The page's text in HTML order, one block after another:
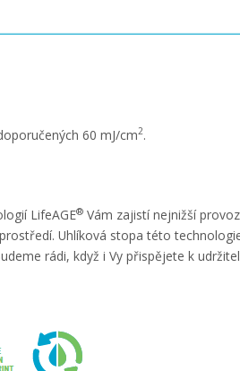
60 mJ/cm2.
LifeAGE®Vám zajistí nejnižší
Uhlíková stopa této
rádi, když i Vy přispějete k